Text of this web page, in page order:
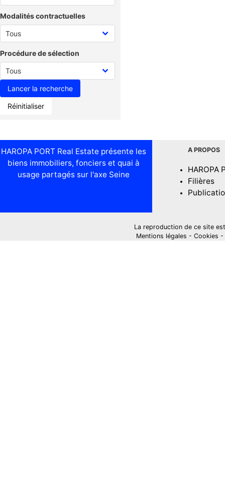
Modalités contractuelles
Procédure de sélection
Réinitialiser
HAROPA PORT Real Estate présente les
biens immobiliers, fonciers et quai à
usage partagés sur l'axe Seine
A PROPOS
HAROPA
Filières
La reproduction de ce site
Mentions légales - Cookies -